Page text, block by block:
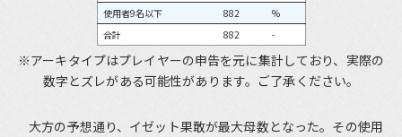
使用者9名以下
882
%
合計
882 -
※アーキタイプはプレイヤーの申告を元に集計しており、実際の
数字とズレがある可能性があります。ご了承ください。
大方の予想通り、イゼット果敢が最大母数となった。その使用